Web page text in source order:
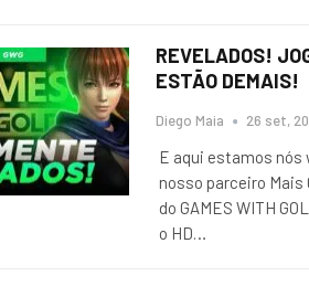
REVELADOS!
ESTÃO DEMAIS!
Diego Maia 26 set,
E aqui estamos nós
nosso parceiro Mais
do GAMES WITH
o HD…